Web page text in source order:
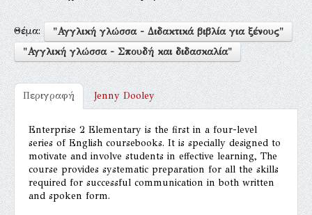
Θέμα:
"Αγγλική γλώσσα - Διδακτικά βιβλία για ξένους"
"Αγγλική γλώσσα - Σπουδή και διδασκαλία"
Περιγραφή Jenny Dooley
Enterprise 2 Elementary is the first in a four-level
series of English coursebooks. It is specially designed to
motivate and involve students in effective learning, The
course provides systematic preparation for all the skills
required for successful communication in both written
and spoken form.